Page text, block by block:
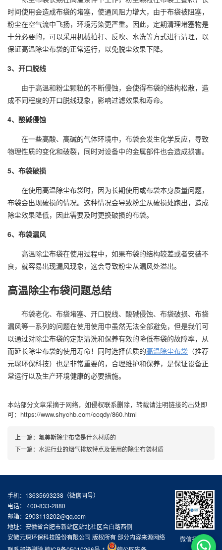
时间使用会造成布袋的堵塞，使通风阻力增大，由于布袋被阻塞，
粉尘在空气流中飞扬，环境污染更严重。因此，定期清理堵塞物是
十分必要的，可以采用机械拍打、反吹、水洗等方式进行清理，以
保证高温除尘布袋的正常运行，以免脱尘效果下降。
3、开口脱线
由于高温和粉尘颗粒的不断侵蚀，会使得布袋的结构松散，造
成不同程度的开口脱线现象，影响过滤效果和寿命。
4、酸碱侵蚀
在一些高酸、高碱的气体环境中，布袋会发生化学反应，导致
物理性质的变化和破裂，同时对设备中的金属部件也会造成损害。
5、布袋破损
在使用高温除尘布袋时，因为长期使用或布袋本身质量问题，
布袋会出现破损的情况。这种情况会导致粉尘从破损处跑出，造成
除尘效果降低，因此需要及时更换破损的布袋。
6、布袋漏风
高温除尘布袋在使用过程中，如果布袋的结构较差或者安装不
良，就容易出现漏风现象，这会导致粉尘从漏风处溢出。
高温除尘布袋问题总结
布袋老化、布袋堵塞、开口脱线、酸碱侵蚀、布袋破损、布袋
漏风等一系列的问题在使用使用中虽然无法全部避免，但是我们可
以通过对除尘布袋的定期清洗和保养有效的降低布袋的故障率，从
而延长除尘布袋的使用寿命！同时选择优质的高温除尘布袋 （推荐
元琛环保科技）也是非常重要的，合理维护和保养，是保证设备正
常运行以及生产环境健康的必要措施。
本站部分文章采摘于网络，如侵权联系删除，转载请注明链接的出处即
可：https://www.shychb.com/ccqdy/860.html
上一篇： 氟美斯除尘布袋是什么材质的
下一篇： 水泥行业的烟气排放特点及使用的除尘布袋材质
微信扫一扫
手机：13635693238（微信同号）
电话： 400-833-2880
邮箱：2903113202@qq.com
地址：安徽省合肥市新站区站北社区合白路西侧
安徽元琛环保科技股份有限公司 版权所有 部分内容来源网络